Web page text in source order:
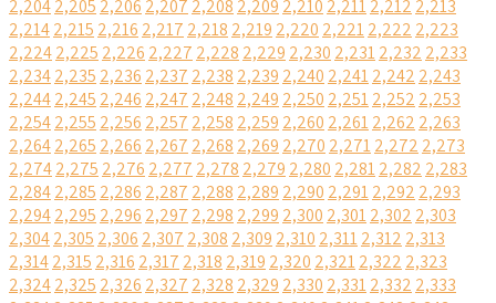
2,2042,205 2,206 2,207 2,208 2,209 2,210 2,2112,212 2,213
2,2142,215 2,216 2,217 2,218 2,219 2,220 2,2212,222 2,223
2,2242,225 2,226 2,227 2,228 2,229 2,230 2,2312,232 2,233
2,2342,235 2,236 2,237 2,238 2,239 2,240 2,2412,242 2,243
2,2442,245 2,246 2,247 2,248 2,249 2,250 2,2512,252 2,253
2,2542,255 2,256 2,257 2,258 2,259 2,260 2,2612,262 2,263
2,2642,265 2,266 2,267 2,268 2,269 2,270 2,2712,272 2,273
2,2742,275 2,276 2,277 2,278 2,279 2,280 2,2812,282 2,283
2,2842,285 2,286 2,287 2,288 2,289 2,290 2,2912,292 2,293
2,2942,295 2,296 2,297 2,298 2,299 2,300 2,3012,302 2,303
2,3042,305 2,306 2,307 2,308 2,309 2,310 2,3112,312 2,313
2,3142,315 2,316 2,317 2,318 2,319 2,320 2,3212,322 2,323
2,3242,325 2,326 2,327 2,328 2,329 2,330 2,3312,332 2,333